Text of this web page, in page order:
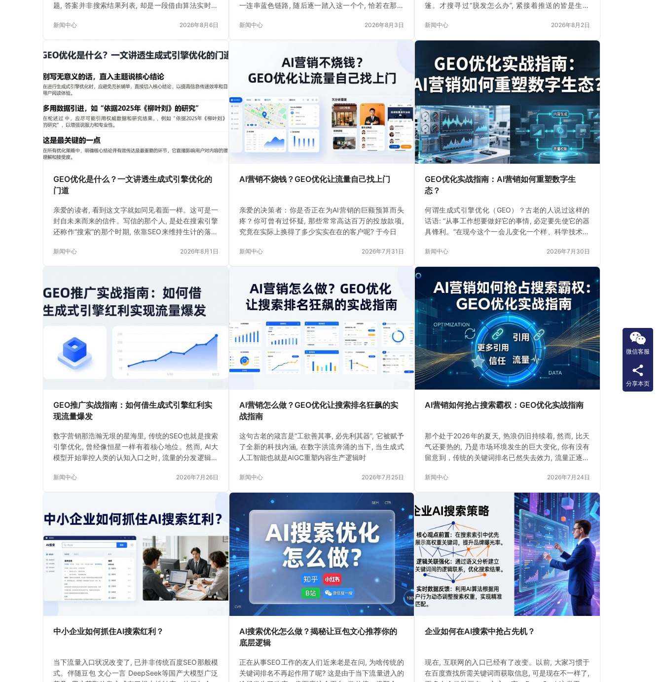
题, 答案并非搜索结果列表, 却是一段借由算法实时生
新闻中心 2026年8月6日
一连串蓝色链路, 随后逐一踏入这一个个, 恰若在那热
新闻中心 2026年8月3日
篷。才搜寻过“脱发怎么办”, 紧接着推送的皆是生发
新闻中心 2026年8月2日
GEO优化是什么？一文讲透生成式引擎优化的
门道
亲爱的读者, 看到这文字就如同见着面一样。这可是一
封自未来而来的信件。写信的那个人, 是处在搜索引擎
还称作“搜索”的那个时期, 依靠SEO来维持生计的落魄
新闻中心 2026年8月1日
AI营销不烧钱？GEO优化让流量自己找上门
亲爱的决策者：你是否正在为AI营销的巨额预算而头
疼？你可曾有过怀疑, 那些常常高达百万的投放款项,
究竟在实际上换得了多少实实在在的客户呢? 于今日
新闻中心 2026年7月31日
GEO优化实战指南：AI营销如何重塑数字生
态？
何谓生成式引擎优化（GEO）？古老的人说过这样的
话语: “从事工作想要做好它的事情, 必定要先使它的器
具锋利。”在现今这个一会儿变化一个样、科学技术飞
新闻中心 2026年7月30日
GEO推广实战指南：如何借生成式引擎红利实
现流量爆发
数字营销那浩瀚无垠的星海里, 传统的SEO也就是搜索
引擎优化, 曾经像恒星一样有着核心地位。然而, AI大
模型开始掌控人类的认知入口之时, 流量的分发逻辑出
新闻中心 2026年7月26日
AI营销怎么做？GEO优化让搜索排名狂飙的实
战指南
这句古老的箴言是“工欲善其事, 必先利其器”, 它被赋予
了全新的科技内涵, 在数字洪流奔涌的当下, 当生成式
人工智能也就是AIGC重塑内容生产逻辑时
新闻中心 2026年7月25日
AI营销如何抢占搜索霸权：GEO优化实战指南
那个处于2026年的夏天, 热浪仍旧持续着, 然而, 比天
气还要热的, 乃是市场环境发生的巨大变化, 你有没有
留意到，传统的关键词排名已然失去效力, 流量正逐渐
新闻中心 2026年7月24日
中小企业如何抓住AI搜索红利？
当下流量入口状况改变了, 已并非传统百度SEO那般模
式。伴随豆包 文心一言 DeepSeek等国产大模型广泛
AI搜索优化怎么做？揭秘让豆包文心推荐你的
底层逻辑
正在从事SEO工作的友人们近来老是在问, 为啥传统的
关键词排名不再起作用了呢? 这是由于当下流量进入的
企业如何在AI搜索中抢占先机？
现在, 互联网的入口已经有了改变。以前, 大家习惯于
在百度查找所需关键词而获取信息, 可是现在不一样了,
微信客服
分享本页